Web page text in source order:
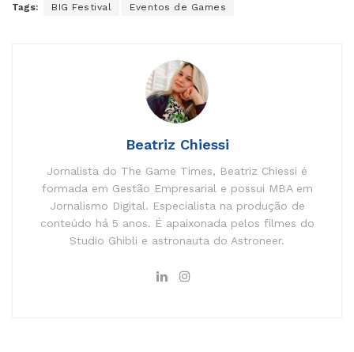
Tags: BIG Festival Eventos de Games
Beatriz Chiessi
Jornalista do The Game Times, Beatriz Chiessi é
formada em Gestão Empresarial e possui MBA em
Jornalismo Digital. Especialista na produção de
conteúdo há 5 anos. É apaixonada pelos filmes do
Studio Ghibli e astronauta do Astroneer.